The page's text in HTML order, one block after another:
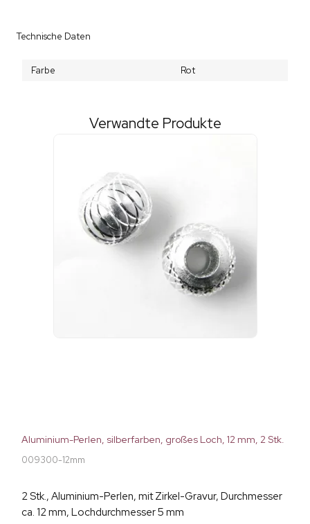
Technische Daten
Farbe Rot
Verwandte Produkte
Aluminium-Perlen, silberfarben, großes Loch, 12 mm, 2 Stk.
009300-12mm
2 Stk., Aluminium-Perlen, mit Zirkel-Gravur, Durchmesser
ca. 12 mm, Lochdurchmesser 5 mm